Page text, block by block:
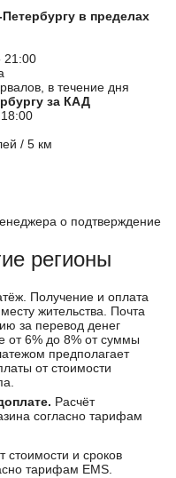
в пределах
21:00
в течение дня
за КАД
/ 5 км
о подтверждение
регионы
Получение и оплата
жительства. Почта
за перевод денег
от 6% до 8% от суммы
предполагает
от стоимости
Расчёт
согласно тарифам
стоимости и сроков
тарифам EMS.